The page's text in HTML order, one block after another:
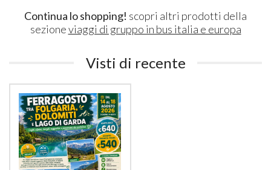
Continua lo shopping! scopri altri prodotti della
sezioneviaggi di gruppo in bus italia e europa
Visti di recente